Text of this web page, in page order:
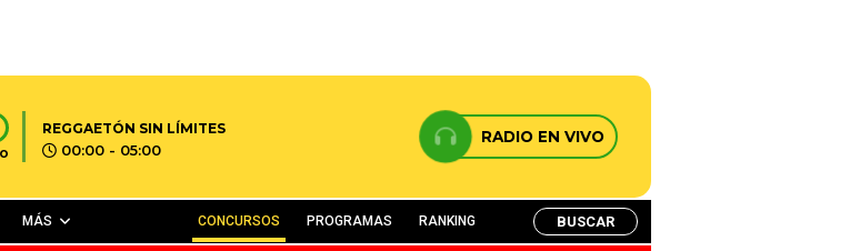
REGGAETÓN SIN LÍMITES
00:00 - 05:00
RADIO EN VIVO
MÁS CONCURSOS PROGRAMAS RANKING BUSCAR